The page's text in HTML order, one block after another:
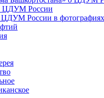
ЦДУМ России
ЦДУМ России в фотографиях